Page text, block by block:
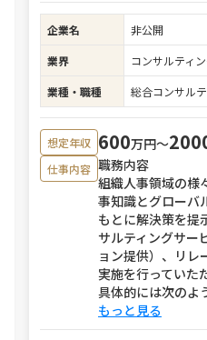
企業名
非公開
業界
コンサルティ
業種・職種
総合コンサル
想定年収 600万円〜
仕事内容 職務内容
組織人事領域の様
事知識とグローバ
もとに解決策を提
サルティングサー
ョン提供）、リレ
実施を行っていた
具体的には次のよ
もっと見る